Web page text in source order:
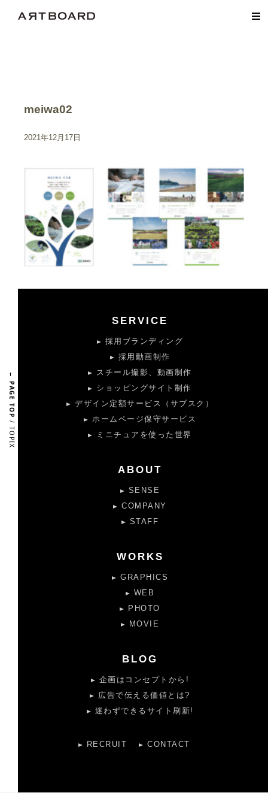
meiwa02
2021年12月17日
← PAGE TOP
/ TOPIX
SERVICE
採用ブランディング
採用動画制作
スチール撮影、動画制作
ショッピングサイト制作
デザイン定額サービス（サブスク）
ホームページ保守サービス
ミニチュアを使った世界
ABOUT
SENSE
COMPANY
STAFF
WORKS
GRAPHICS
WEB
PHOTO
MOVIE
BLOG
企画はコンセプトから!
広告で伝える価値とは?
迷わずできるサイト刷新!
RECRUIT CONTACT